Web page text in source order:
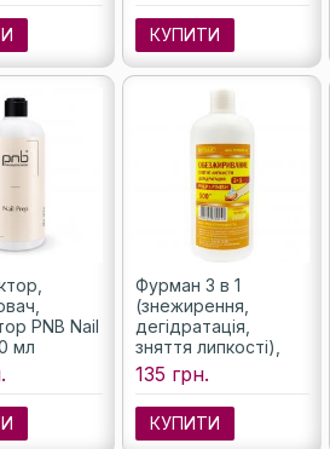
КУПИТИ
PNB Nail
мл
Фурман 3 в 1
(знежирення,
дегідратація,
зняття липкості),
500мл
135 грн.
КУПИТИ